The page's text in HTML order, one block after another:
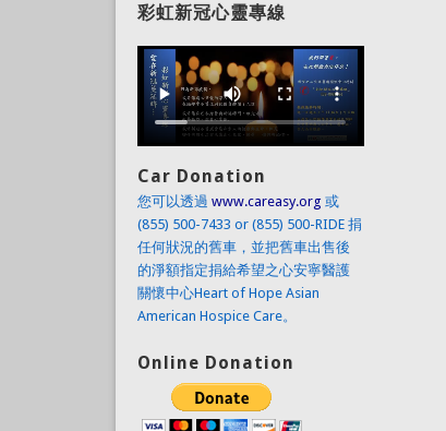
彩虹新冠心靈專線
Car Donation
您可以透過 www.careasy.org 或
(855) 500-7433 or (855) 500-RIDE 捐
任何狀況的舊車，並把舊車出售後
的淨額指定捐給希望之心安寧醫護
關懷中心Heart of Hope Asian
American Hospice Care。
Online Donation